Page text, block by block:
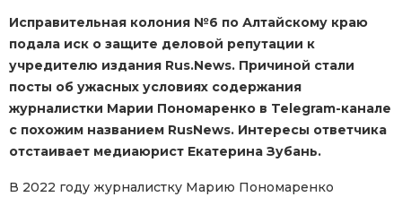
Исправительная колония №6 по Алтайскому краю
подала иск о защите деловой репутации к
учредителю издания Rus.News. Причиной стали
посты об ужасных условиях содержания
журналистки Марии Пономаренко в Telegram-канале
с похожим названием RusNews. Интересы ответчика
отстаивает медиаюрист Екатерина Зубань.
В 2022 году журналистку Марию Пономаренко